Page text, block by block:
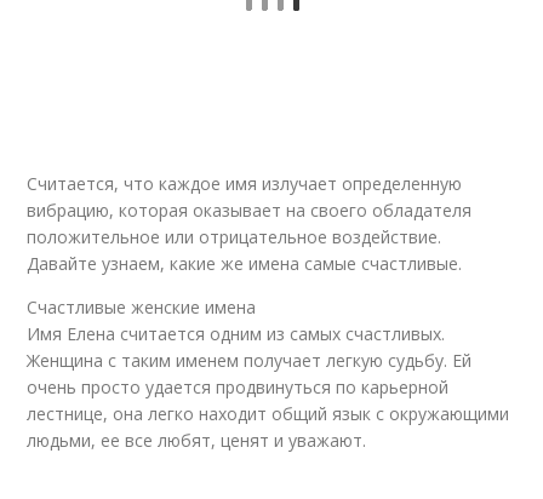
Считается, что каждое имя излучает определенную
вибрацию, которая оказывает на своего обладателя
положительное или отрицательное воздействие.
Давайте узнаем, какие же имена самые счастливые.
Счастливые женские имена
Имя Елена считается одним из самых счастливых.
Женщина с таким именем получает легкую судьбу. Ей
очень просто удается продвинуться по карьерной
лестнице, она легко находит общий язык с окружающими
людьми, ее все любят, ценят и уважают.